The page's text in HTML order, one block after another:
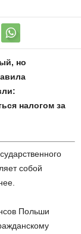
но
налогом за
собой
Польши